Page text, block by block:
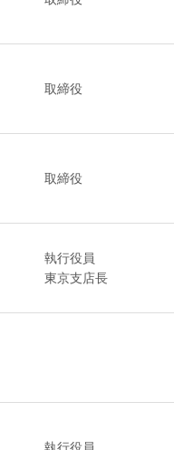
取締役
取締役
執行役員
東京支店長